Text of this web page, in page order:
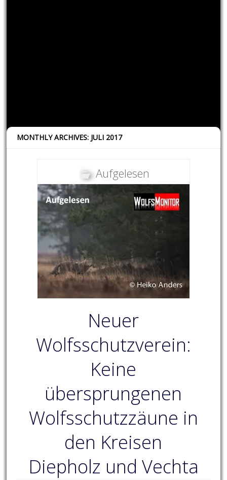
MONTHLY ARCHIVES: JULI 2017
Aufgelesen
Neuer
Wolfsschutzverein:
Keine
übersprungenen
Wolfsschutzzäune in
den Kreisen
Diepholz und Vechta